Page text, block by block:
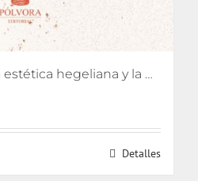
Arte y hostilidad. La estética hegeliana y la precipitación de la violencia
Detalles